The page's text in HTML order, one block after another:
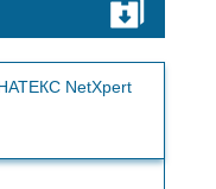
NetXpert